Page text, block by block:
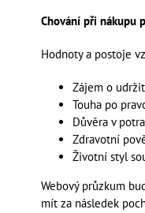
Chování při nákupu
Hodnoty a postoje
Zájem o
Touha po
Důvěra v
Zdravotní
Životní styl
Webový průzkum
mít za následek